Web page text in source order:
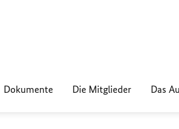
Dokumente Die Mitglieder Das